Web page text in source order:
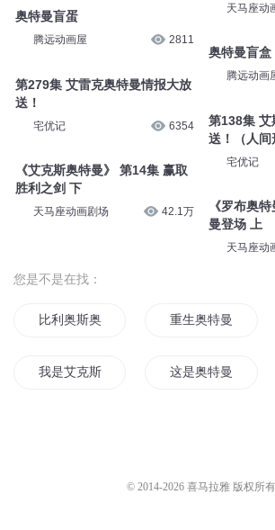
奥特曼盲蛋
腾远动画屋 2811
第279集 艾雷克奥特曼情报大放
送！
宅优记 6354
《艾克斯奥特曼》 第14集 赢取
胜利之剑 下
天马座动画剧场 42.1万
天马座动
奥特曼盲盒
腾远动画
第138集 艾
送！（人间
宅优记
《罗布奥
曼登场 上
天马座动
您是不是在找：
比利奥斯奥特曼 重生奥特曼之我为
我是艾克斯奥特曼 这是奥特曼吗
© 2014-2026 喜马拉雅 版权所有